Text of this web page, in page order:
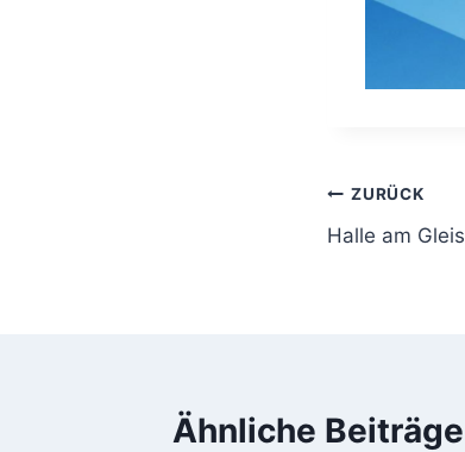
ZURÜCK
Halle am Gleis
Ähnliche Beiträge